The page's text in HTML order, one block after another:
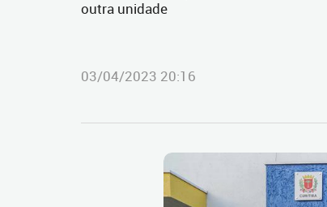
outra unidade
03/04/2023 20:16